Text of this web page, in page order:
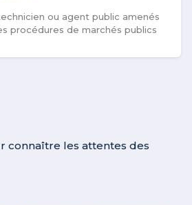
ou agent public amenés
procédures de marchés publics
connaître les attentes des